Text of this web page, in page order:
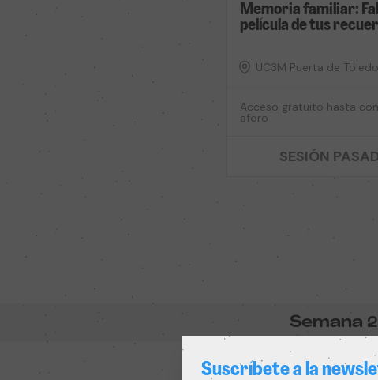
Memoria familiar:
película de tus
UC3M Puerta de Toledo
Acceso gratuito hasta
aforo
SESIÓN
Semana 2
Suscríbete a la